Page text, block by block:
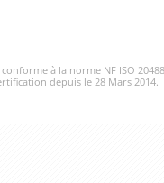
à la norme NF ISO
depuis le 28 Mars 2014.